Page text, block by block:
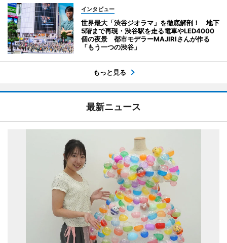
インタビュー
世界最大「渋谷ジオラマ」を徹底解剖！ 地下
5階まで再現・渋谷駅を走る電車やLED4000
個の夜景 都市モデラーMAJIRIさんが作る
「もう一つの渋谷」
もっと見る
最新ニュース